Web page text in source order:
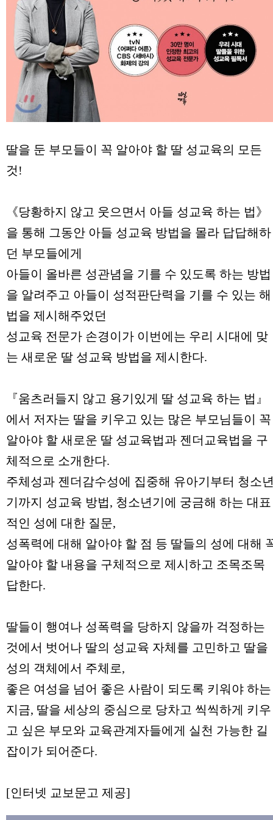
딸을 둔 부모들이 꼭 알아야 할 딸 성교육의 모든
것!
《당황하지 않고 웃으면서 아들 성교육 하는 법》
을 통해 그동안 아들 성교육 방법을 몰라 답답해하
던 부모들에게
아들이 올바른 성관념을 기를 수 있도록 하는 방법
을 알려주고 아들이 성적판단력을 기를 수 있는 해
법을 제시해주었던
성교육 전문가 손경이가 이번에는 우리 시대에 맞
는 새로운 딸 성교육 방법을 제시한다.
『움츠러들지 않고 용기있게 딸 성교육 하는 법』
에서 저자는 딸을 키우고 있는 많은 부모님들이 꼭
알아야 할 새로운 딸 성교육법과 젠더교육법을 구
체적으로 소개한다.
주체성과 젠더감수성에 집중해 유아기부터 청소
기까지 성교육 방법, 청소년기에 궁금해 하는 대표
적인 성에 대한 질문,
성폭력에 대해 알아야 할 점 등 딸들의 성에 대해
알아야 할 내용을 구체적으로 제시하고 조목조목
답한다.
딸들이 행여나 성폭력을 당하지 않을까 걱정하는
것에서 벗어나 딸의 성교육 자체를 고민하고 딸을
성의 객체에서 주체로,
좋은 여성을 넘어 좋은 사람이 되도록 키워야 하는
지금, 딸을 세상의 중심으로 당차고 씩씩하게 키우
고 싶은 부모와 교육관계자들에게 실천 가능한 길
잡이가 되어준다.
[인터넷 교보문고 제공]